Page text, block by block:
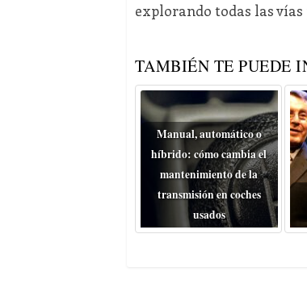
explorando todas las
TAMBIÉN TE PUEDE
Manual, automático o
híbrido: cómo cambia el
mantenimiento de la
transmisión en coches
usados